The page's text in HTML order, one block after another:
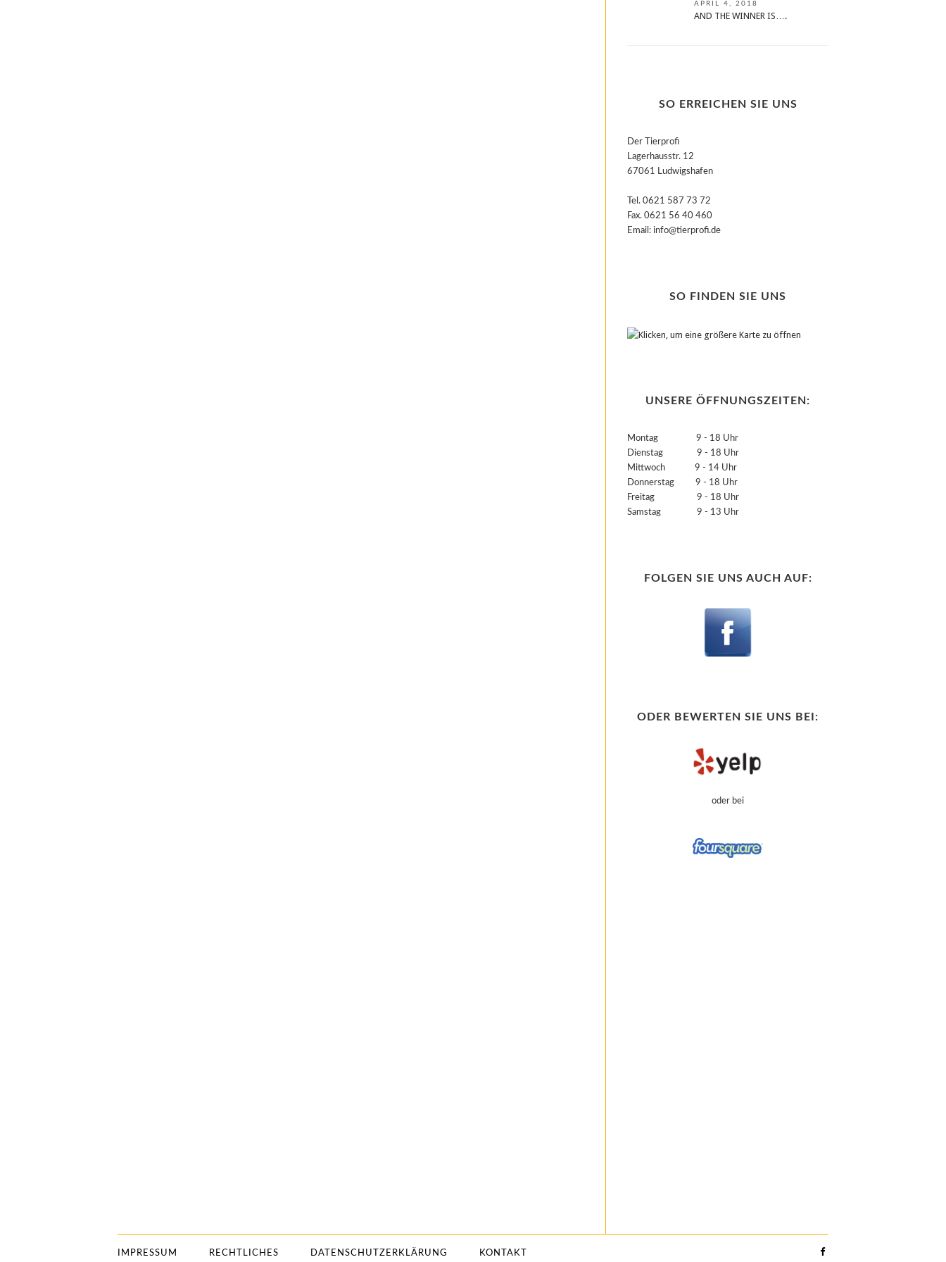
APRIL 4, 2018
AND THE WINNER IS….
SO ERREICHEN SIE UNS
Der Tierprofi
Lagerhausstr. 12
67061 Ludwigshafen
Tel. 0621 587 73 72
Fax. 0621 56 40 460
Email: info@tierprofi.de
SO FINDEN SIE UNS
UNSERE ÖFFNUNGSZEITEN:
Montag 9 - 18 Uhr
Dienstag 9 - 18 Uhr
Mittwoch 9 - 14 Uhr
Donnerstag 9 - 18 Uhr
Freitag 9 - 18 Uhr
Samstag 9 - 13 Uhr
FOLGEN SIE UNS AUCH AUF:
ODER BEWERTEN SIE UNS BEI:
oder bei
IMPRESSUM RECHTLICHES DATENSCHUTZERKLÄRUNG KONTAKT